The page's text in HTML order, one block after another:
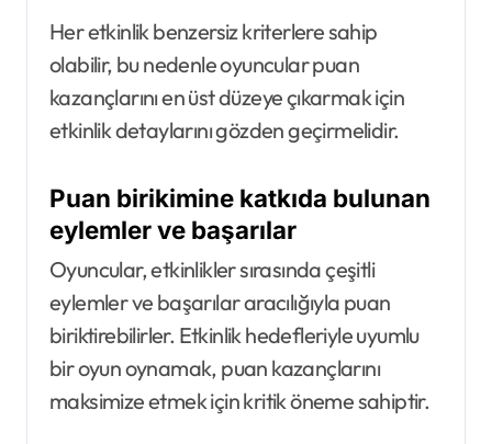
Her etkinlik benzersiz kriterlere sahip
olabilir, bu nedenle oyuncular puan
kazançlarını en üst düzeye çıkarmak için
etkinlik detaylarını gözden geçirmelidir.
Puan birikimine katkıda bulunan
eylemler ve başarılar
Oyuncular, etkinlikler sırasında çeşitli
eylemler ve başarılar aracılığıyla puan
biriktirebilirler. Etkinlik hedefleriyle uyumlu
bir oyun oynamak, puan kazançlarını
maksimize etmek için kritik öneme sahiptir.